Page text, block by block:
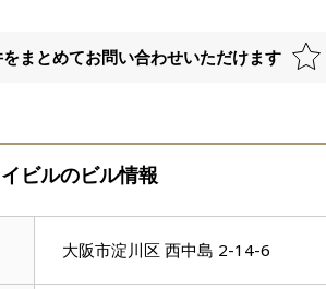
まとめてお問い合わせいただけます
ビルのビル情報
大阪市淀川区 西中島 2-14-6